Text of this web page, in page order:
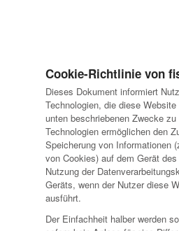
Cookie-Richtlinie von
Dieses Dokument informiert
Technologien, die diese
unten beschriebenen Zwecke
Technologien ermöglichen den
Speicherung von Informationen
von Cookies) auf dem Gerät
Nutzung der
Geräts, wenn der Nutzer diese
ausführt.
Der Einfachheit halber werden